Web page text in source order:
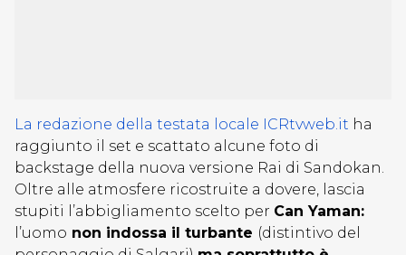
La redazione della testata locale ICRtvweb.it ha
raggiunto il set e scattato alcune foto di
backstage della nuova versione Rai di Sandokan.
Oltre alle atmosfere ricostruite a dovere, lascia
stupiti l’abbigliamento scelto per Can Yaman:
l’uomo non indossa il turbante (distintivo del